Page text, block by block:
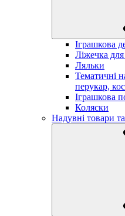
Іграшкова
Ліжечка
Ляльки
Тематичні
перукар,
Іграшкова
Коляски
Надувні товари